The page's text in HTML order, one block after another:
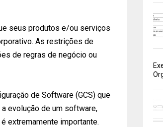
seus produtos e/ou serviços
As restrições de
de regras de negócio ou
de Software (GCS) que
evolução de um software,
extremamente importante.